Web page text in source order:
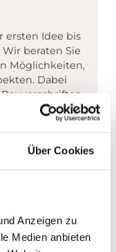
Über Cookies
Anzeigen zu
Medien anbieten
ersten Idee bis
beraten Sie
Möglichkeiten,
Dabei
nicht nur
auch technisch
Daches mit
oder
und